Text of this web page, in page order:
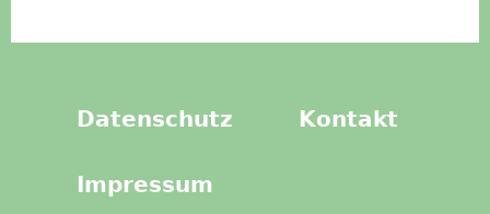
Datenschutz Kontakt
Impressum